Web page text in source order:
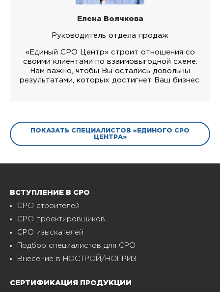
Елена Волчкова
Руководитель отдела продаж
«Единый СРО Центр» строит отношения со
своими клиентами по взаимовыгодной схеме.
Нам важно, чтобы Вы остались довольны
результатами, которых достигнет Ваш бизнес.
ПОКАЗАТЬ СПЕЦИАЛИСТОВ «ЕДИНОГО СРО
ЦЕНТРА»
ВСТУПЛЕНИЕ В СРО
СРО строителей
СРО проектировщиков
СРО изыскателей
Подбор специалистов для СРО
Внесение в НОСТРОЙ/НОПРИЗ
СЕРТИФИКАЦИЯ ПРОДУКЦИИ